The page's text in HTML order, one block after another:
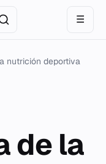
☰
nutrición deportiva
de la